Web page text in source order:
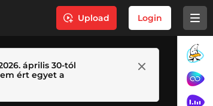
Upload Login
április 30-tól
ért egyet a